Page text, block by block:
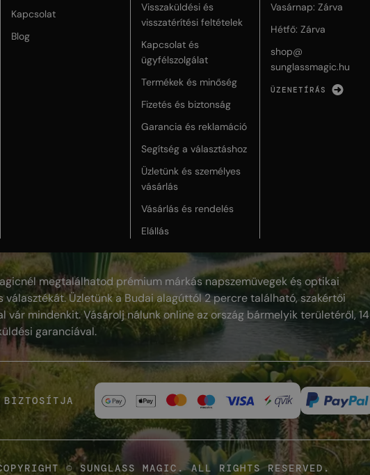
Kapcsolat
Blog
Visszaküldési és
visszatérítési feltételek
Kapcsolat és
ügyfélszolgálat
Termékek és minőség
Fizetés és biztonság
Garancia és reklamáció
Segítség a választáshoz
Üzletünk és személyes
vásárlás
Vásárlás és rendelés
Elállás
Vasárnap: Zárva
Hétfő: Zárva
shop@
sunglassmagic.hu
ÜZENETÍRÁS
megtalálhatod prémium márkás napszemüvegek és optikai
választékát. Üzletünk a Budai alagúttól 2 percre található, szakértői
vár mindenkit. Vásárolj nálunk online az ország bármelyik területéről, 14
garanciával.
BIZTOSÍTJA
© SUNGLASS MAGIC. ALL RIGHTS RESERVED.